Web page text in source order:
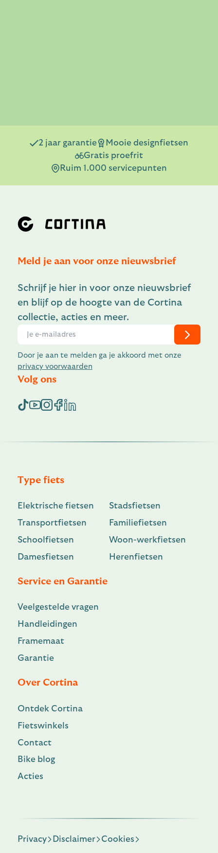
2 jaar garantie
Mooie designfietsen
Gratis proefrit
Ruim 1.000 servicepunten
Meld je aan voor onze nieuwsbrief
Schrijf je hier in voor onze nieuwsbrief
en blijf op de hoogte van de Cortina
collectie, acties en meer.
Door je aan te melden ga je akkoord met onze
privacy voorwaarden
Volg ons
Type fiets
Elektrische fietsen
Stadsfietsen
Transportfietsen
Familiefietsen
Schoolfietsen
Woon-werkfietsen
Damesfietsen
Herenfietsen
Service en Garantie
Veelgestelde vragen
Handleidingen
Framemaat
Garantie
Over Cortina
Ontdek Cortina
Fietswinkels
Contact
Bike blog
Acties
Privacy Disclaimer Cookies